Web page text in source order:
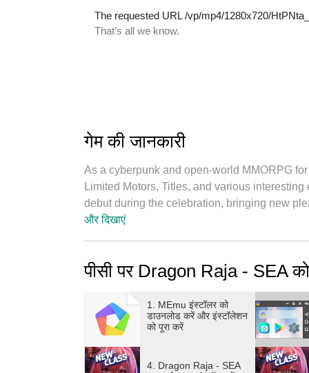
गेम की जानकारी
As a cyberpunk and open-world MMORPG
Limited Motors, Titles, and various
debut during the celebration, bringing new
appearance! In Dragon Raja, an open world
anywhere!
Here, you can be whomever you want, and
STUNNING GRAPHICS
Powered by Unreal Engine 4, Dragon Raja is
gigantic, immersive world through the use of
और दिखाएं
पीसी पर Dragon Raja - SEA
1. MEmu इंस्टॉलर को
डाउनलोड करें और इंस्टॉलेशन
को पूरा करें
4. Dragon Raja - SEA